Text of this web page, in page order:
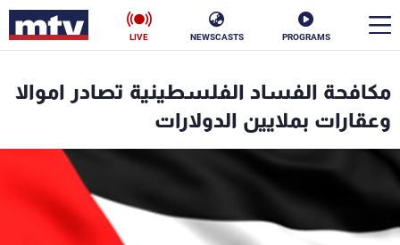
PROGRAMS
NEWSCASTS
LIVE
مكافحة الفساد الفلسطينية تصادر اموالا
وعقارات بملايين الدولارات
الأخبار